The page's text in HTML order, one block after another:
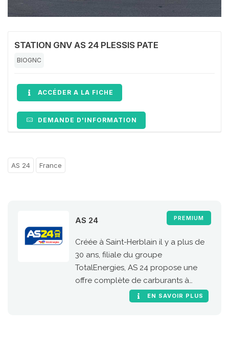
STATION GNV AS 24 PLESSIS PATE
BIOGNC
ACCÉDER A LA FICHE
DEMANDE D'INFORMATION
AS 24 France
PREMIUM
AS 24
Créée à Saint-Herblain il y a plus de
30 ans, filiale du groupe
TotalEnergies, AS 24 propose une
offre complète de carburants à
destination des poids lourds. Le gaz
EN SAVOIR PLUS